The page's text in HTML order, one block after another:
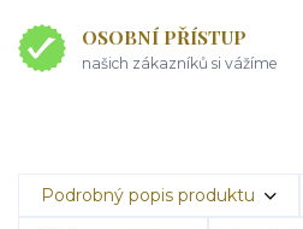
OSOBNÍ PŘÍSTUP
našich zákazníků si vážíme
Podrobný popis produktu